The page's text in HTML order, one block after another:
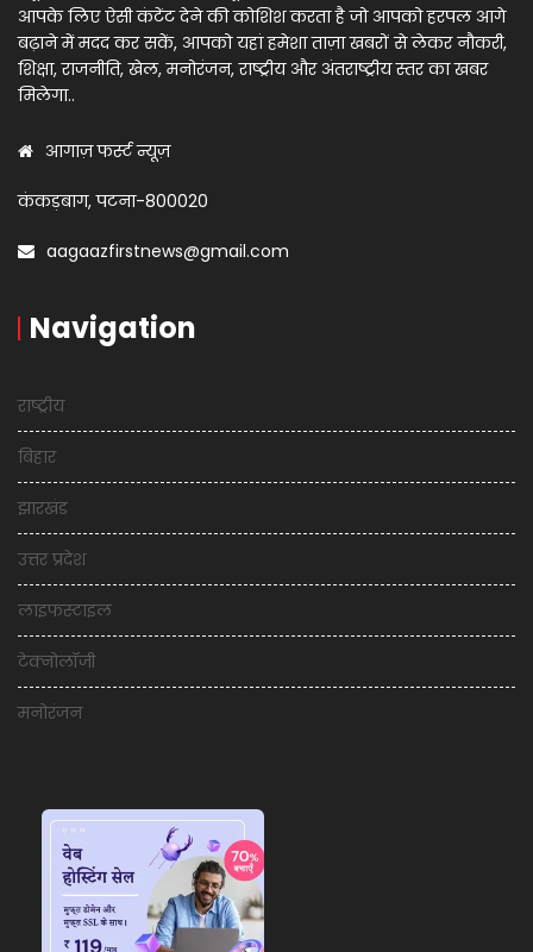
आपके लिए ऐसी कंटेंट देने की कोशिश करता है जो आपको हरपल आगे
बढ़ाने में मदद कर सकें, आपको यहां हमेशा ताज़ा खबरों से लेकर नौकरी,
शिक्षा, राजनीति, खेल, मनोरंजन, राष्ट्रीय और अंतराष्ट्रीय स्तर का खबर
मिलेगा..
आगाज़ फर्स्ट न्यूज़
कंकड़बाग, पटना-800020
aagaazfirstnews@gmail.com
Navigation
राष्ट्रीय
बिहार
झारखंड
उत्तर प्रदेश
लाइफस्टाइल
टेक्नोलॉजी
मनोरंजन